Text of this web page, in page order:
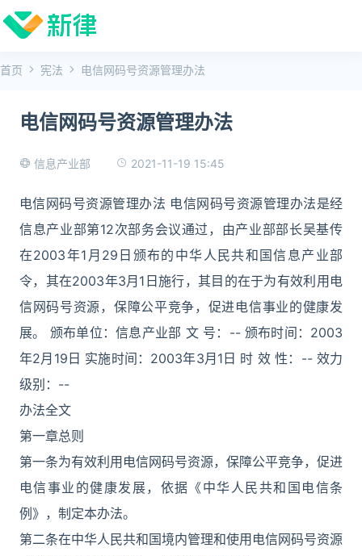
首页 宪法 电信网码号资源管理办法
电信网码号资源管理办法
信息产业部 2021-11-19 15:45
电信网码号资源管理办法 电信网码号资源管理办法是经
信息产业部第12次部务会议通过，由产业部部长吴基传
在2003年1月29日颁布的中华人民共和国信息产业部
令，其在2003年3月1日施行，其目的在于为有效利用电
信网码号资源，保障公平竞争，促进电信事业的健康发
展。 颁布单位：信息产业部 文 号：-- 颁布时间：2003
年2月19日 实施时间：2003年3月1日 时 效 性：-- 效力
级别：--
办法全文
第一章总则
第一条为有效利用电信网码号资源，保障公平竞争，促进
电信事业的健康发展，依据《中华人民共和国电信条
例》，制定本办法。
第二条在中华人民共和国境内管理和使用电信网码号资源